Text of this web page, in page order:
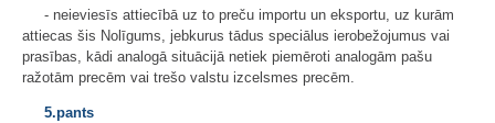
- neieviesīs attiecībā uz to preču importu un eksportu, uz kurām
attiecas šis Nolīgums, jebkurus tādus speciālus ierobežojumus vai
prasības, kādi analogā situācijā netiek piemēroti analogām pašu
ražotām precēm vai trešo valstu izcelsmes precēm.
5.pants